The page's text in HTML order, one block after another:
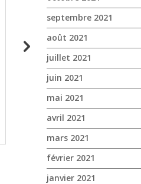
Journée Pro et Collectivités
Husqvarna chez NOVA Cogolin
le vendredi 22 mars 2024
SAVE THE DATE : Vendredi 22
MARS Journée Pro et
Collectivités Husqvarna chez
NOVA Cogolin Chez NOVA
Cogolin, nous sommes ravis
septembre 2021
août 2021
juillet 2021
juin 2021
mai 2021
avril 2021
mars 2021
février 2021
janvier 2021